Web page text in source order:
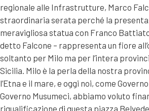
regionale alle Infrastrutture, Marco
straordinaria serata perché la
meravigliosa statua con Franco
detto Falcone – rappresenta un fiore
soltanto per Milo ma per l’intera
Sicilia. Milo è la perla della nostra
l’Etna e il mare, e oggi noi, come
Governo Musumeci, abbiamo voluto
riqualificazione di questa piazza